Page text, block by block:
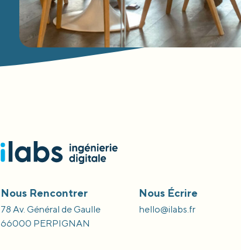
Nous Rencontrer
78 Av. Général de Gaulle
66000 PERPIGNAN
Nous Écrire
hello@ilabs.fr